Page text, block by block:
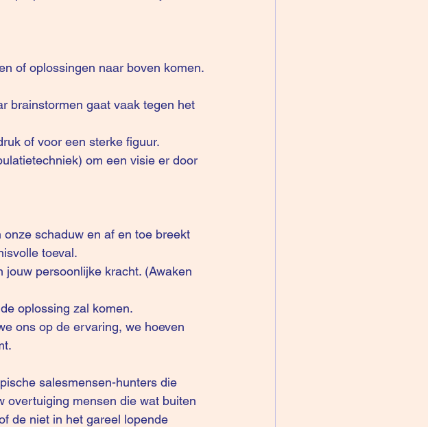
of oplossingen naar boven komen.
brainstormen gaat vaak tegen het
of voor een sterke figuur.
om een visie er door
schaduw en af en toe breekt
toeval.
persoonlijke kracht. (Awaken
oplossing zal komen.
ons op de ervaring, we hoeven
salesmensen-hunters die
overtuiging mensen die wat buiten
de niet in het gareel lopende